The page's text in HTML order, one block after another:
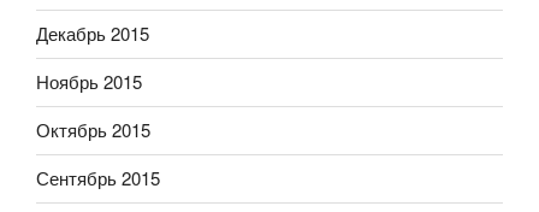
Декабрь 2015
Ноябрь 2015
Октябрь 2015
Сентябрь 2015